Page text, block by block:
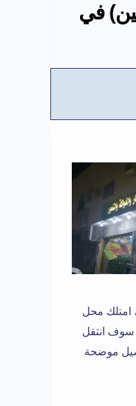
في
امتلك محل
سوف انتقل
موضحة